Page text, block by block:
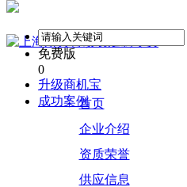
免费版
0
升级商机宝
成功案例首页
企业介绍
资质荣誉
供应信息